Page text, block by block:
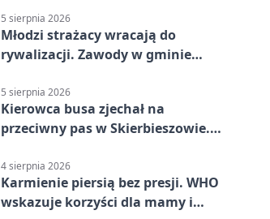
5 sierpnia 2026
Młodzi strażacy wracają do
rywalizacji. Zawody w gminie
5 sierpnia 2026
Kierowca busa zjechał na
przeciwny pas w Skierbieszowie.
4 sierpnia 2026
Karmienie piersią bez presji. WHO
wskazuje korzyści dla mamy i